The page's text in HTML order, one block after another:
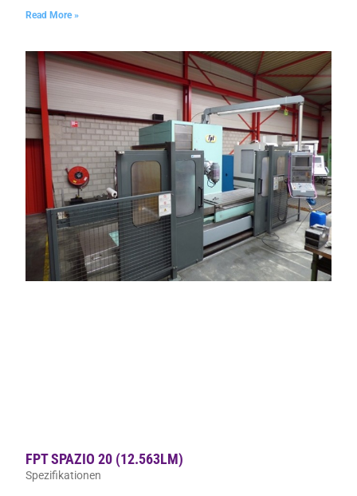
Read More »
FPT SPAZIO 20 (12.563LM)
Spezifikationen